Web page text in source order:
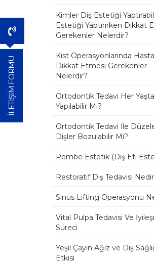
İLETİŞİM FORMU
Kimler Diş Estetiği
Estetiği Yaptırırken Dikkat
Gerekenler Nelerdir?
Kist Operasyonlarında
Dikkat Etmesi Gerekenler
Nelerdir?
Ortodontik Tedavi Her Yaşta
Yapılabilir Mi?
Ortodontik Tedavi İle
Dişler Bozulabilir Mi?
Pembe Estetik (Diş Eti
Restoratif Diş Tedavisi
Sinus Lifting Operasyonu
Vital Pulpa Tedavisi Ve
Süreci
Yeşil Çayın Ağız ve Diş
Etkisi